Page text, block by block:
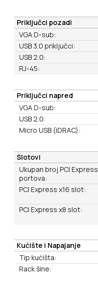
Priključci pozadi
VGA D-sub:
USB 3.0 priključci:
USB 2.0:
RJ-45:
Priključci napred
VGA D-sub:
USB 2.0:
Micro USB (iDRAC):
Slotovi
Ukupan broj PCI Express
portova:
PCI Express x16 slot:
PCI Express x8 slot:
Kućište i Napajanje
Tip kućišta:
Rack šine: